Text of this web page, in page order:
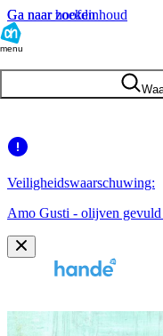
Ga naar hoofdinhoud
Ga naar zoeken
menu
Veiligheidswaarschuwing:
Amo Gusti - olijven gevuld